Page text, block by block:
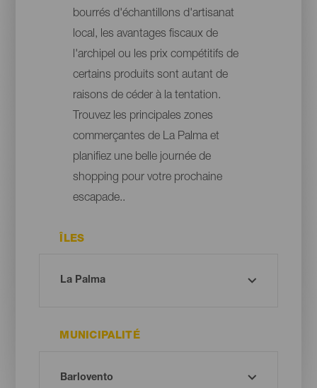
bourrés d'échantillons d'artisanat
local, les avantages fiscaux de
l'archipel ou les prix compétitifs de
certains produits sont autant de
raisons de céder à la tentation.
Trouvez les principales zones
commerçantes de La Palma et
planifiez une belle journée de
shopping pour votre prochaine
escapade..
ÎLES
MUNICIPALITÉ